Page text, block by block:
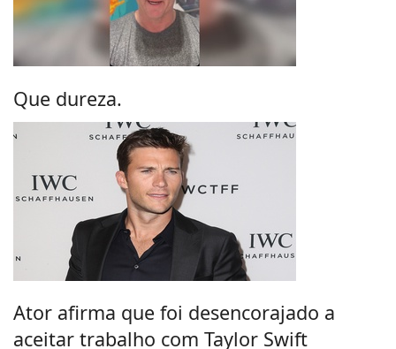
Que dureza.
Ator afirma que foi desencorajado a
aceitar trabalho com Taylor Swift